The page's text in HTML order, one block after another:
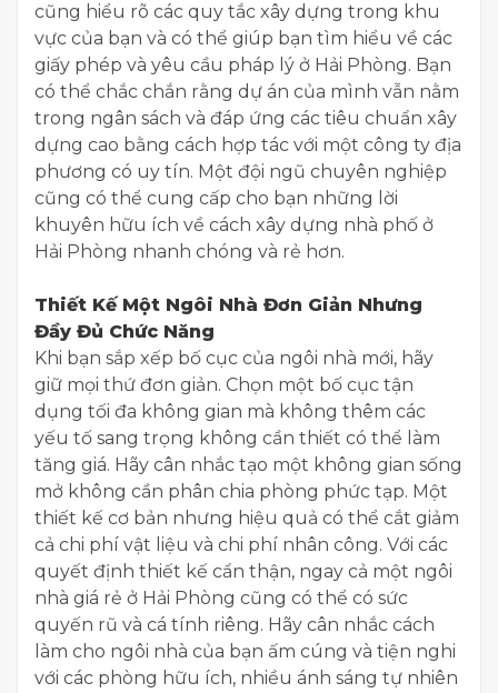
cũng hiểu rõ các quy tắc xây dựng trong khu
vực của bạn và có thể giúp bạn tìm hiểu về các
giấy phép và yêu cầu pháp lý ở Hải Phòng. Bạn
có thể chắc chắn rằng dự án của mình vẫn nằm
trong ngân sách và đáp ứng các tiêu chuẩn xây
dựng cao bằng cách hợp tác với một công ty địa
phương có uy tín. Một đội ngũ chuyên nghiệp
cũng có thể cung cấp cho bạn những lời
khuyên hữu ích về cách xây dựng nhà phố ở
Hải Phòng nhanh chóng và rẻ hơn.
​Thiết Kế Một Ngôi Nhà Đơn Giản Nhưng
Đầy Đủ Chức Năng
​Khi bạn sắp xếp bố cục của ngôi nhà mới, hãy
giữ mọi thứ đơn giản. Chọn một bố cục tận
dụng tối đa không gian mà không thêm các
yếu tố sang trọng không cần thiết có thể làm
tăng giá. Hãy cân nhắc tạo một không gian sống
mở không cần phân chia phòng phức tạp. Một
thiết kế cơ bản nhưng hiệu quả có thể cắt giảm
cả chi phí vật liệu và chi phí nhân công. Với các
quyết định thiết kế cẩn thận, ngay cả một ngôi
nhà giá rẻ ở Hải Phòng cũng có thể có sức
quyến rũ và cá tính riêng. Hãy cân nhắc cách
làm cho ngôi nhà của bạn ấm cúng và tiện nghi
với các phòng hữu ích, nhiều ánh sáng tự nhiên